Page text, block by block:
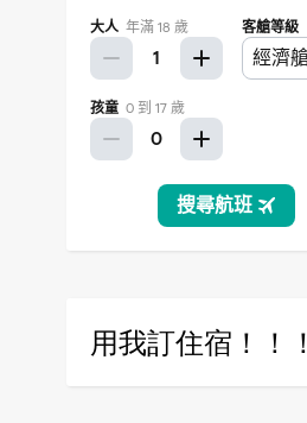
用我訂住宿！！！